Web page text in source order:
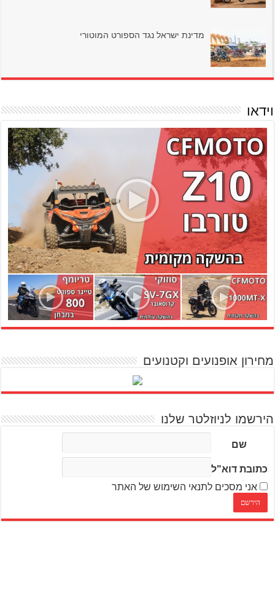
מדינת ישראל נגד הספורט המוטורי
וידאו
מחירון אופנועים וקטנועים
הירשמו לניוזלטר שלנו
שם
כתובת דוא"ל
אני מסכים לתנאי השימוש של האתר